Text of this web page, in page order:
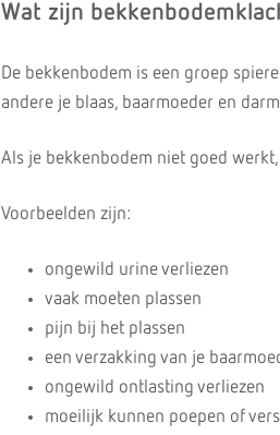
Wat zijn
De bekkenbodem is een groep
andere je blaas, baarmoeder en
Als je bekkenbodem niet goed
Voorbeelden zijn:
ongewild urine verliezen
vaak moeten plassen
pijn bij het plassen
een verzakking van je
ongewild ontlasting verliezen
moeilijk kunnen poepen of